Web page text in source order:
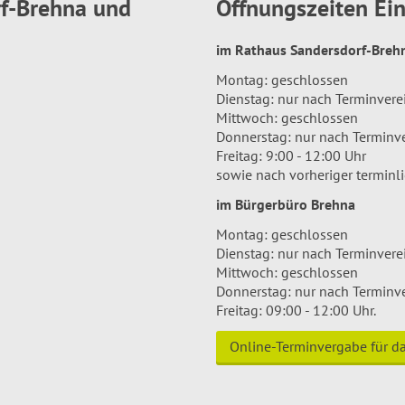
Brehna und Öffnungszeiten
im Rathaus Sandersdorf-
Montag: geschlossen
Dienstag: nur nach
Mittwoch: geschlossen
Donnerstag: nur nach
Freitag: 9:00 - 12:00 Uhr
sowie nach vorheriger
im Bürgerbüro Brehna
Montag: geschlossen
Dienstag: nur nach
Mittwoch: geschlossen
Donnerstag: nur nach
Freitag: 09:00 - 12:00 Uhr.
Online-Terminvergabe für